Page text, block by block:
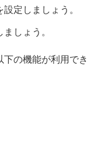
定しましょう。
しょう。
の機能が利用でき